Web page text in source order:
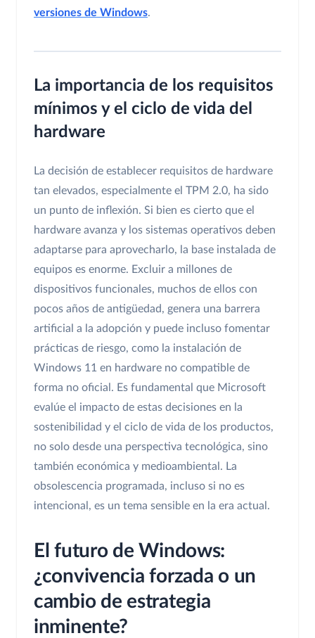
versiones de Windows.
La importancia de los requisitos
mínimos y el ciclo de vida del
hardware
La decisión de establecer requisitos de hardware
tan elevados, especialmente el TPM 2.0, ha sido
un punto de inflexión. Si bien es cierto que el
hardware avanza y los sistemas operativos deben
adaptarse para aprovecharlo, la base instalada de
equipos es enorme. Excluir a millones de
dispositivos funcionales, muchos de ellos con
pocos años de antigüedad, genera una barrera
artificial a la adopción y puede incluso fomentar
prácticas de riesgo, como la instalación de
Windows 11 en hardware no compatible de
forma no oficial. Es fundamental que Microsoft
evalúe el impacto de estas decisiones en la
sostenibilidad y el ciclo de vida de los productos,
no solo desde una perspectiva tecnológica, sino
también económica y medioambiental. La
obsolescencia programada, incluso si no es
intencional, es un tema sensible en la era actual.
El futuro de Windows:
¿convivencia forzada o un
cambio de estrategia
inminente?